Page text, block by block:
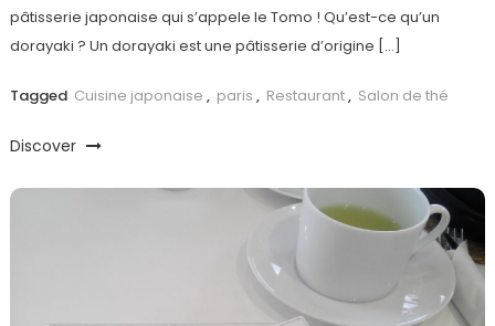
pâtisserie japonaise qui s’appele le Tomo ! Qu’est-ce qu’un
dorayaki ? Un dorayaki est une pâtisserie d’origine […]
Tagged Cuisine japonaise , paris , Restaurant, Salon de thé
Discover